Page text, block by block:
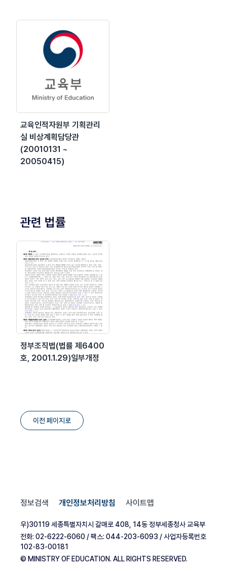
교육인적자원부 기획관리
실 비상계획담당관
(20010131 ~
20050415)
관련 법률
정부조직법(법률 제6400
호, 2001.1.29)일부개정
이전 페이지로
정보검색 개인정보처리방침 사이트맵
우)30119 세종특별자치시 갈매로 408, 14동 정부세종청사 교육부
전화: 02-6222-6060 / 팩스: 044-203-6093 / 사업자등록번호
102-83-00181
© MINISTRY OF EDUCATION. ALL RIGHTS RESERVED.